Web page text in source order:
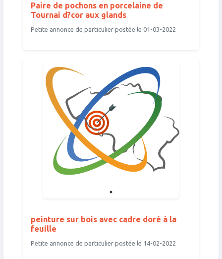
Paire de pochons en porcelaine de
Tournai d?cor aux glands
Petite annonce de particulier postée le 01-03-2022
peinture sur bois avec cadre doré à la
feuille
Petite annonce de particulier postée le 14-02-2022